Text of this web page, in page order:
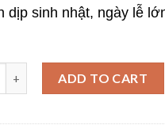
dịp sinh nhật, ngày lễ
ADD TO CART